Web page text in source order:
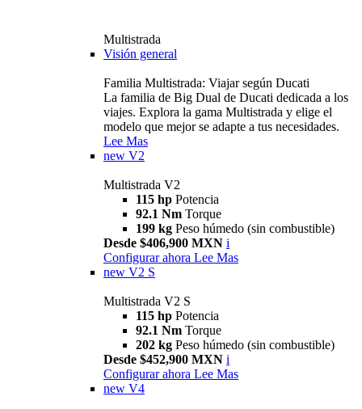
Multistrada
Visión general
Familia Multistrada: Viajar según Ducati
La familia de Big Dual de Ducati dedicada a los
viajes. Explora la gama Multistrada y elige el
modelo que mejor se adapte a tus necesidades.
Lee Mas
new V2
Multistrada V2
115 hp Potencia
92.1 Nm Torque
199 kg Peso húmedo (sin combustible)
Desde $406,900 MXN i
Configurar ahora Lee Mas
new V2 S
Multistrada V2 S
115 hp Potencia
92.1 Nm Torque
202 kg Peso húmedo (sin combustible)
Desde $452,900 MXN i
Configurar ahora Lee Mas
new V4